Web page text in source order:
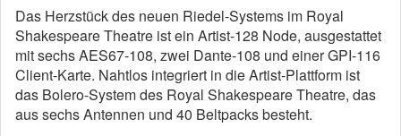
Das Herzstück des neuen Riedel-Systems im Royal
Shakespeare Theatre ist ein Artist-128 Node, ausgestattet
mit sechs AES67-108, zwei Dante-108 und einer GPI-116
Client-Karte. Nahtlos integriert in die Artist-Plattform ist
das Bolero-System des Royal Shakespeare Theatre, das
aus sechs Antennen und 40 Beltpacks besteht.